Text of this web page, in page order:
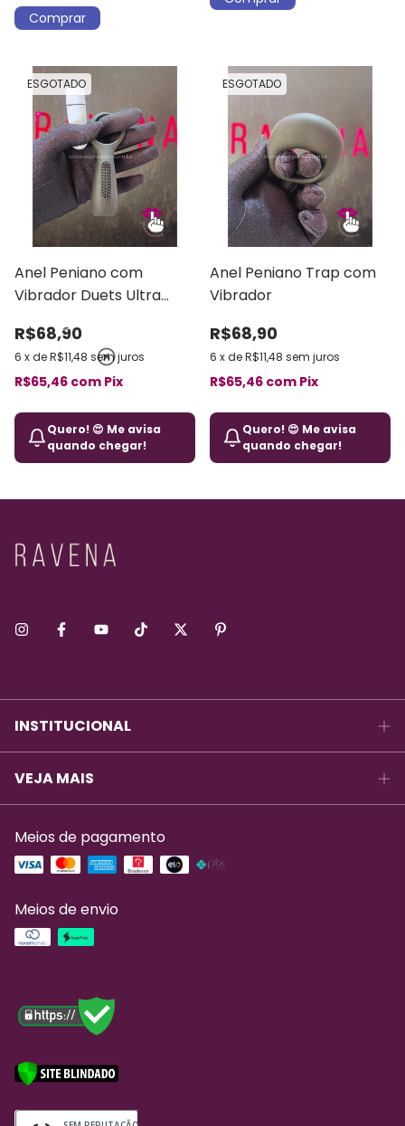
ESGOTADO
Anel Peniano com
Vibrador Duets Ultra
R$68,90
6 xdeR$11,48 sem juros
R$65,46 com Pix
Quero! 😍 Me avisa
quando chegar!
ESGOTADO
Anel Peniano Trap com
Vibrador
R$68,90
6 xdeR$11,48 sem juros
R$65,46 com Pix
Quero! 😍 Me avisa
quando chegar!
INSTITUCIONAL
VEJA MAIS
Meios de pagamento
Meios de envio